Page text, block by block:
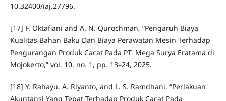
10.32400/iaj.27796.
[17] F. Oktafiani and A. N. Qurochman, “Pengaruh Biaya
Kualitas Bahan Baku Dan Biaya Perawatan Mesin Terhadap
Pengurangan Produk Cacat Pada PT. Mega Surya Eratama di
Mojokerto,” vol. 10, no. 1, pp. 13–24, 2025.
[18] Y. Rahayu, A. Riyanto, and L. S. Ramdhani, “Perlakuan
Akuntansi Yang Tepat Terhadap Produk Cacat Pada